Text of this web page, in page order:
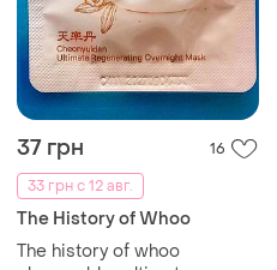
37 грн
16
33 грн с 12 авг.
The History of Whoo
The history of whoo